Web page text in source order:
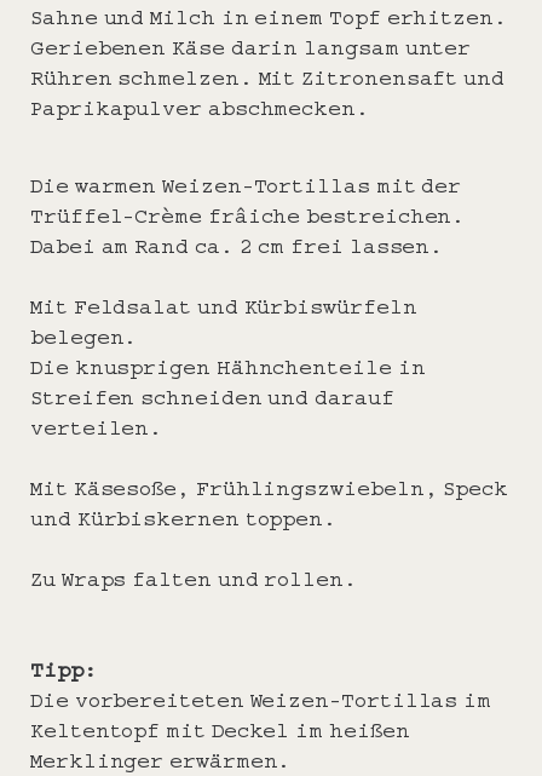
Sahne und Milch in einem Topf erhitzen.
Geriebenen Käse darin langsam unter
Rühren schmelzen. Mit Zitronensaft und
Paprikapulver abschmecken.
Die warmen Weizen-Tortillas mit der
Trüffel-Crème frâiche bestreichen.
Dabei am Rand ca. 2 cm frei lassen.
Mit Feldsalat und Kürbiswürfeln
belegen.
Die knusprigen Hähnchenteile in
Streifen schneiden und darauf
verteilen.
Mit Käsesoße, Frühlingszwiebeln, Speck
und Kürbiskernen toppen.
Zu Wraps falten und rollen.
Tipp:
Die vorbereiteten Weizen-Tortillas im
Keltentopf mit Deckel im heißen
Merklinger erwärmen.